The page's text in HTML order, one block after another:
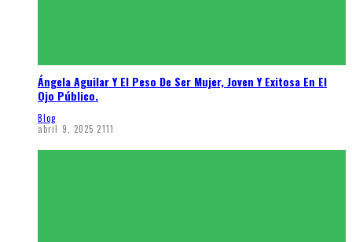
Ángela Aguilar Y El Peso De Ser Mujer, Joven Y Exitosa En El
Ojo Público.
Blog
abril 9, 2025 2111